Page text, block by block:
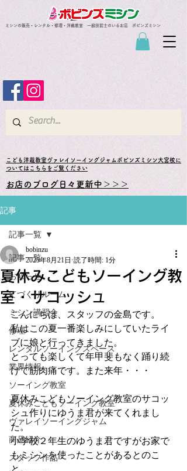
ミシンの販売・レンタル・修理・洋裁教室 一級技能士のいるお店 ボビンズミシン
​こども洋裁教室ヴァレイソーイングジャムボビンズミシン大宮校に
ついてはこちらをご覧ください
お店のブログ日々更新中＞＞＞
記事
記事一覧
お知らせ
てづくりルーム
ミシン講習会
修理
レンタルソーイングスペース
業界情報
ソーイング教室
夏休みこどもソーイング教室
ヴァレイソーイングジャム
商品紹介
スタッフ作品
記事一覧
夏休みこどもソーイング教
室・サコッシュ
bobinzu
2025年8月21日 読了時間: 1分
こんにちは、スタッフの金島です。
私はこの夏一番楽しみにしていたライ
ブに娘と行ってきました。
とっても楽しくて年甲斐もなく踊り続
けて筋肉痛です。また来年・・・
夏休みこどもソーイング教室のサコッ
シュ作りにゆうま君が来てくれまし
た。
小学校２年生のゆうま君ですがお家で
もミシンを使ったことがあるとのこ
と。